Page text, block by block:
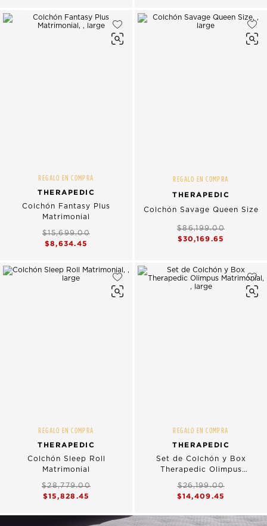
REGALO EN COMPRA
THERAPEDIC
Colchón Fantasy Plus
Matrimonial
$15,699.00
$8,634.45
REGALO EN COMPRA
THERAPEDIC
Colchón Savage Queen Size
$86,199.00
$30,169.65
REGALO EN COMPRA
THERAPEDIC
Colchón Sleep Roll
Matrimonial
$28,779.00
$15,828.45
REGALO EN COMPRA
THERAPEDIC
Set de Colchón y Box
Therapedic Olimpus
$26,199.00
$14,409.45